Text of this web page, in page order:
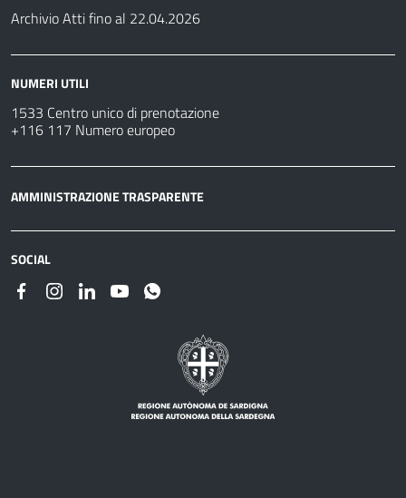
Archivio Atti fino al 22.04.2026
NUMERI UTILI
1533 Centro unico di prenotazione
+116 117 Numero europeo
AMMINISTRAZIONE TRASPARENTE
SOCIAL